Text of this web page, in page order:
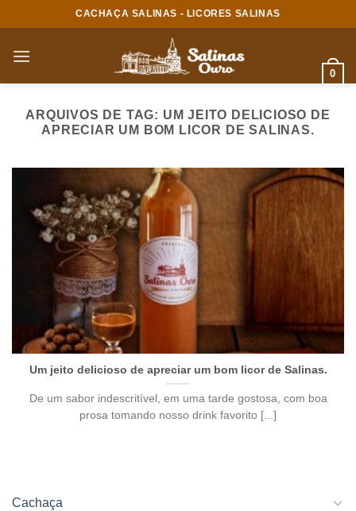
to
content
CACHAÇA SALINAS - LICORES SALINAS
0
ARQUIVOS DE TAG: UM JEITO DELICIOSO DE
APRECIAR UM BOM LICOR DE SALINAS.
Um jeito delicioso de apreciar um bom licor de Salinas.
De um sabor indescritível, em uma tarde gostosa, com boa
prosa tomando nosso drink favorito [...]
Cachaça